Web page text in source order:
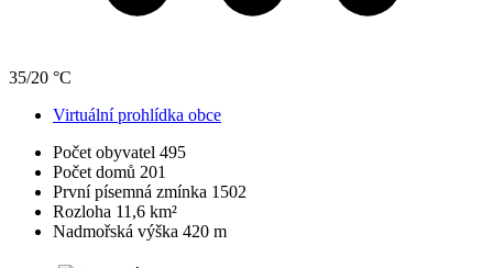
35/20 °C
Virtuální prohlídka obce
Počet obyvatel 495
Počet domů 201
První písemná zmínka 1502
Rozloha 11,6 km²
Nadmořská výška 420 m